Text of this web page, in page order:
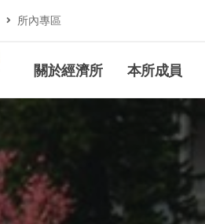
所內專區
所
關於經濟所 本所成員